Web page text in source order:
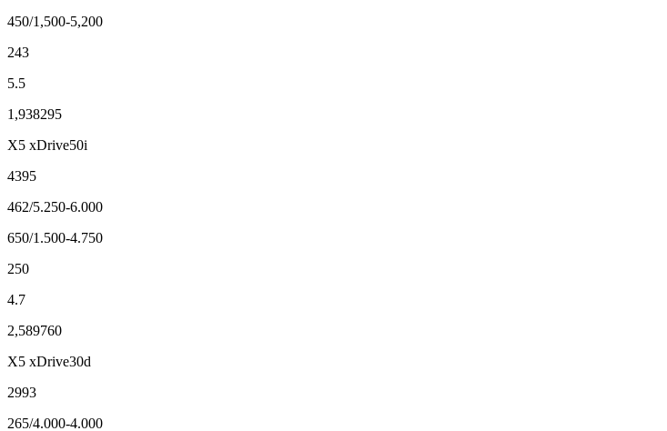
450/1,500-5,200
243
5.5
1,938295
Х5 xDrive50i
4395
462/5.250-6.000
650/1.500-4.750
250
4.7
2,589760
Х5 xDrive30d
2993
265/4.000-4.000